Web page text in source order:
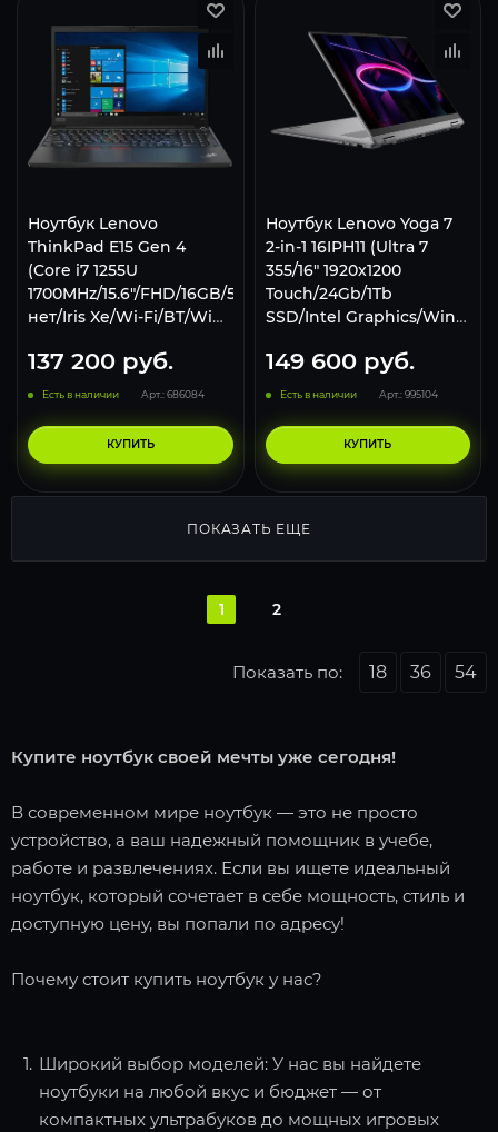
Ноутбук Lenovo
ThinkPad E15 Gen 4
(Core i7 1255U
1700MHz/15.6"/FHD/16GB/512GB/DVD
нет/Iris Xe/Wi-Fi/BT/Win
137 200 руб.
Есть в наличии Арт.: 686084
КУПИТЬ
Ноутбук Lenovo Yoga 7
2-in-1 16IPH11 (Ultra 7
355/16" 1920x1200
Touch/24Gb/1Tb
SSD/Intel Graphics/Win
149 600руб.
Есть в наличии Арт.: 995104
КУПИТЬ
ПОКАЗАТЬ ЕЩЕ
1 2
Показать по: 18 36 54
Купите ноутбук своей мечты уже сегодня!
В современном мире ноутбук — это не просто
устройство, а ваш надежный помощник в учебе,
работе и развлечениях. Если вы ищете идеальный
ноутбук, который сочетает в себе мощность, стиль и
доступную цену, вы попали по адресу!
Почему стоит купить ноутбук у нас?
Широкий выбор моделей: У нас вы найдете
ноутбуки на любой вкус и бюджет — от
компактных ультрабуков до мощных игровых